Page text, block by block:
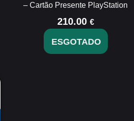
– Cartão Presente PlayStation
210.00 €
ESGOTADO